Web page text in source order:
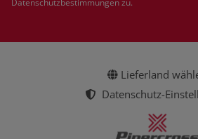
Lieferland
Datenschutz-